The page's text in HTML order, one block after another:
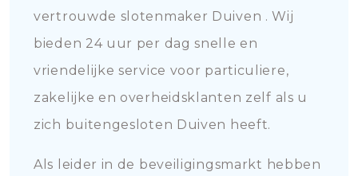
vertrouwde slotenmaker Duiven . Wij
bieden 24 uur per dag snelle en
vriendelijke service voor particuliere,
zakelijke en overheidsklanten zelf als u
zich buitengesloten Duiven heeft.
Als leider in de beveiligingsmarkt hebben